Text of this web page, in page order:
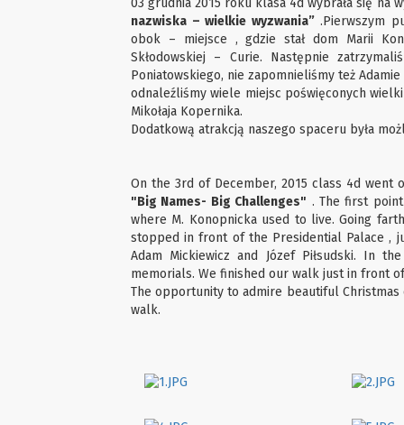
nazwiska – wielkie wyzwania”.Pierwszym
obok – miejsce , gdzie stał dom Marii
Skłodowskiej – Curie. Następnie
Poniatowskiego, nie zapomnieliśmy też
odnaleźliśmy wiele miejsc poświęconych
Mikołaja Kopernika.
Dodatkową atrakcją naszego spaceru była
On the 3rd of December, 2015 class 4d
"Big Names- Big Challenges" . The first
where M. Konopnicka used to live. Going
stopped in front of the Presidential Palace ,
Adam Mickiewicz and Józef Piłsudski. In
memorials. We finished our walk just in front
The opportunity to admire beautiful
walk.